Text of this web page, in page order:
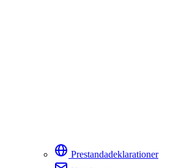
Prestandadeklarationer